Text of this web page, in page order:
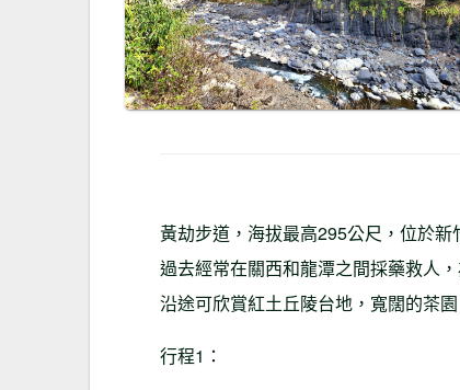
黃劫步道，海拔最高295公尺，位於
過去經常在關西和龍潭之間採藥救人
沿途可欣賞紅土丘陵台地，寬闊的茶
行程1：